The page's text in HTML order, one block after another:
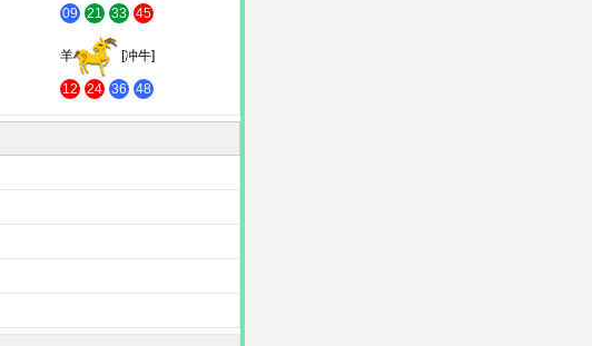
09 21 33 45
羊 [冲牛]
12 24 36 48